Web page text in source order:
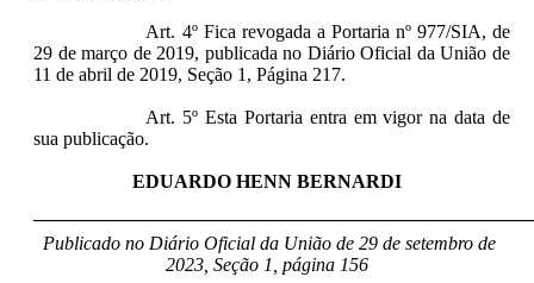
Art. 4º Fica revogada a Portaria nº 977/SIA, de
29 de março de 2019, publicada no Diário Oficial da União de
11 de abril de 2019, Seção 1, Página 217.
Art. 5º Esta Portaria entra em vigor na data de
sua publicação.
EDUARDO HENN BERNARDI
Publicado no Diário Oficial da União de 29 de setembro de
2023, Seção 1, página 156